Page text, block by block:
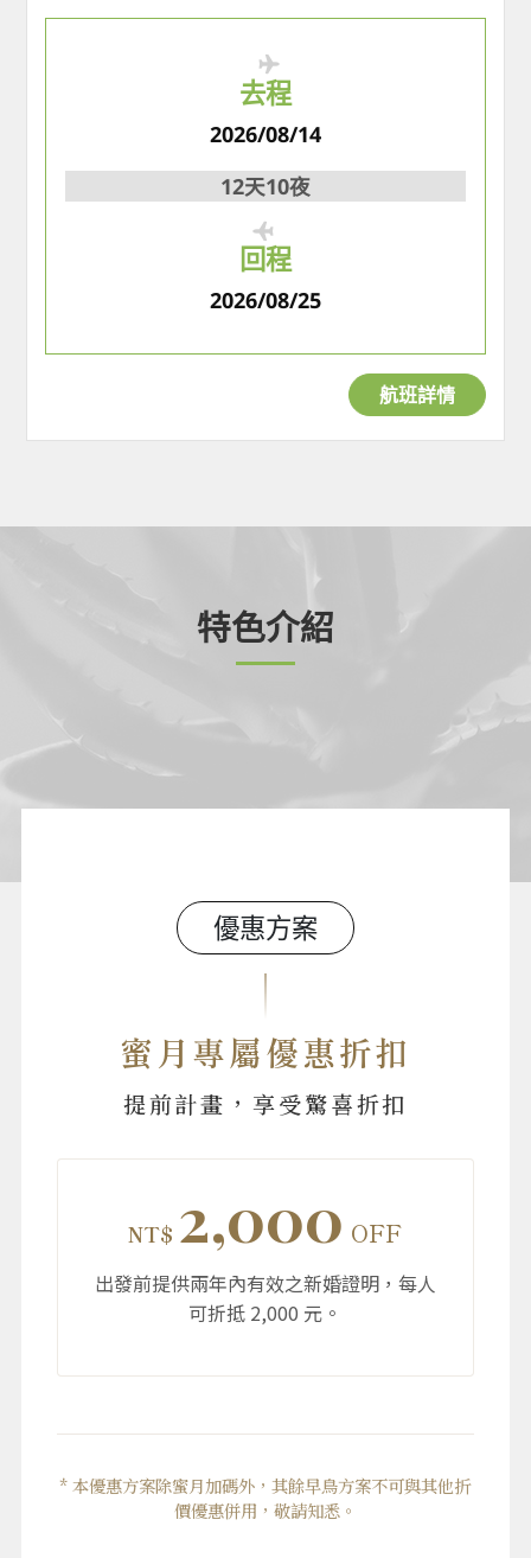
去程
2026/08/14
12天10夜
回程
2026/08/25
航班詳情
特色介紹
優惠方案
蜜月專屬優惠折扣
提前計畫，享受驚喜折扣
NT$ 2,000 OFF
出發前提供兩年內有效之新婚證明，每人
可折抵 2,000 元。
* 本優惠方案除蜜月加碼外，其餘早鳥方案不可與其他折
價優惠併用，敬請知悉。